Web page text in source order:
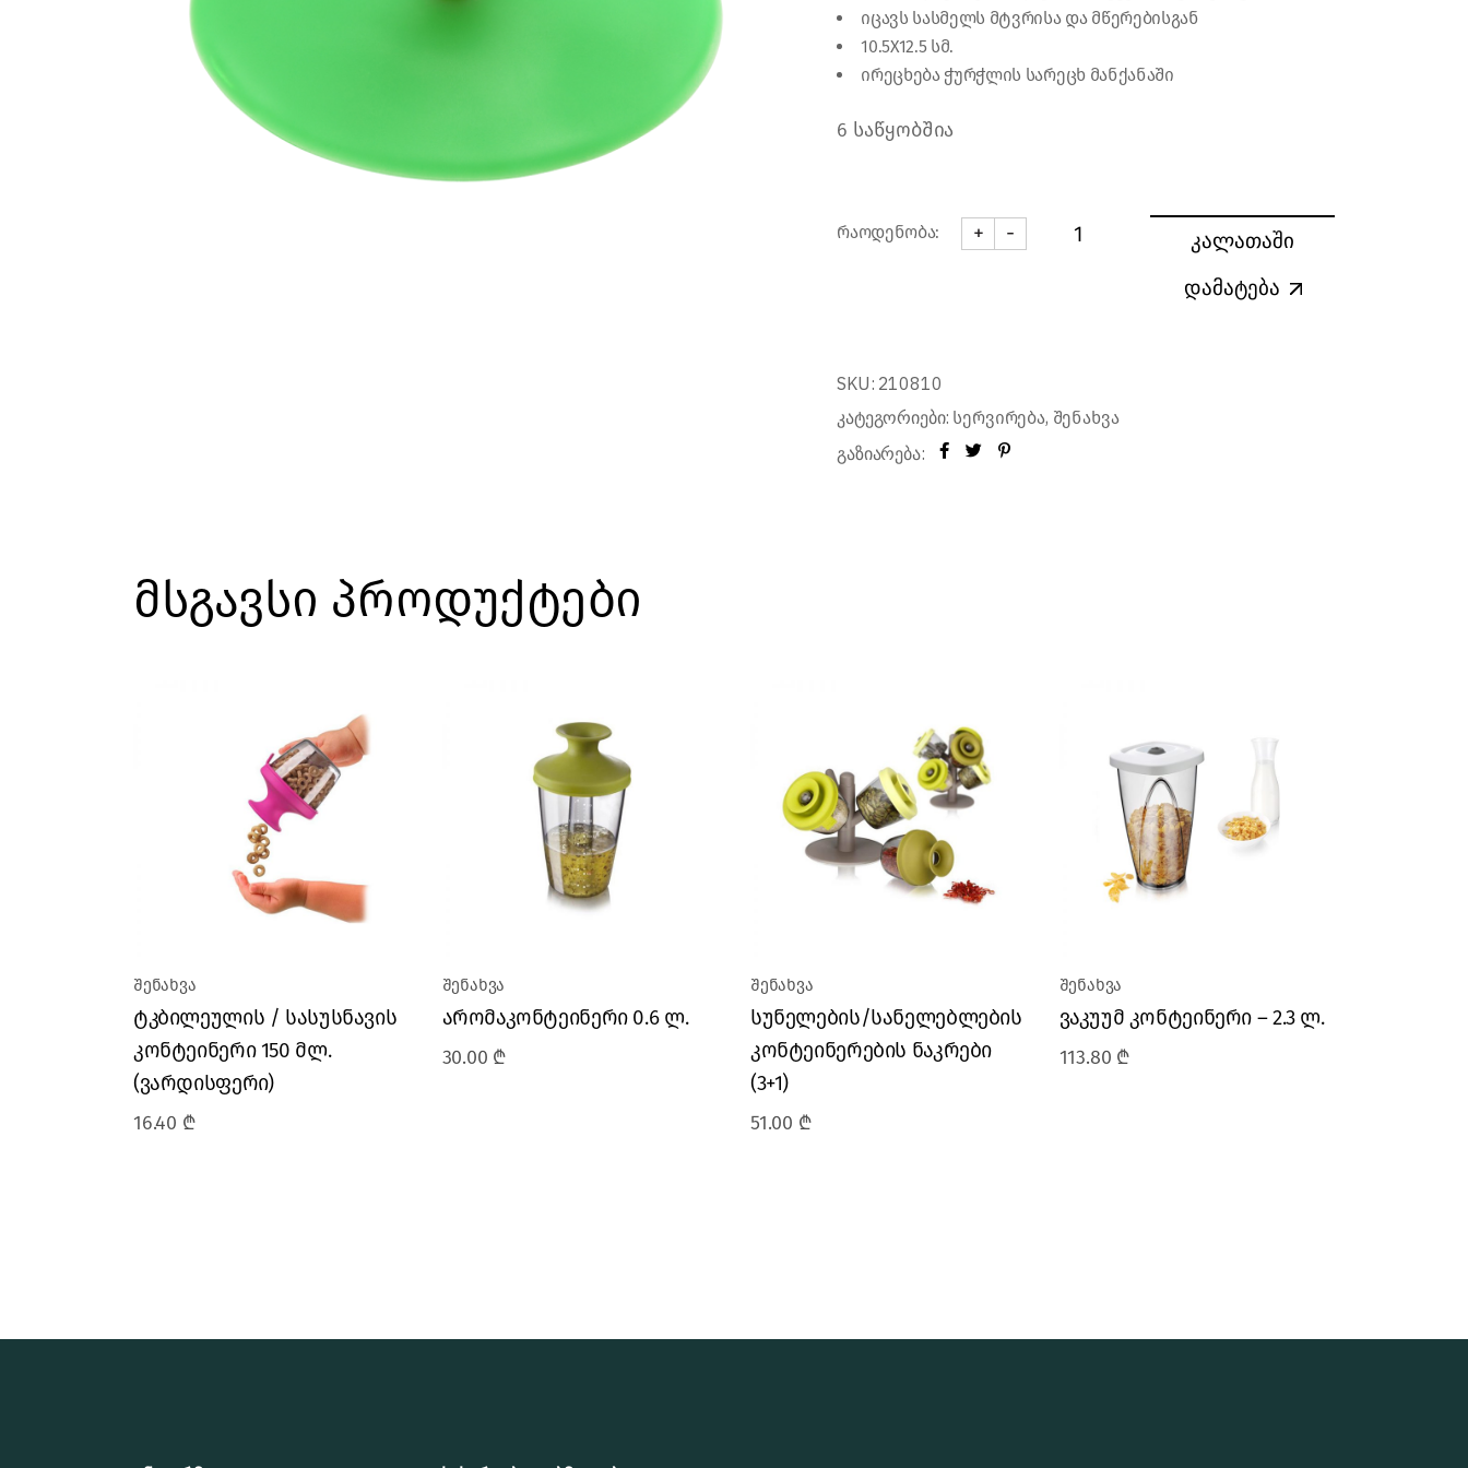
იცავს სასმელს მტვრისა და მწერებისგან
10.5X12.5 სმ.
ირეცხება ჭურჭლის სარეცხ მანქანაში
6 საწყობშია
რაოდენობა: ჭიქის ქუდი "ფეხბურთის თასი" quantity
-
+
კალათაში
დამატება
SKU: 210810
კატეგორიები: სერვირება, შენახვა
გაზიარება:
მსგავსი პროდუქტები
შენახვა
ტკბილეულის / სასუსნავის
კონტეინერი 150 მლ.
(ვარდისფერი)
16.40 ₾
შენახვა
არომაკონტეინერი 0.6 ლ.
30.00 ₾
შენახვა
სუნელების/სანელებლების
კონტეინერების ნაკრები
(3+1)
51.00 ₾
შენახვა
ვაკუუმ კონტეინერი – 2.3 ლ.
113.80 ₾